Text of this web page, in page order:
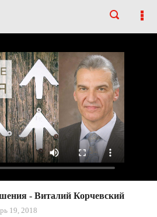
- Виталий Корчевский
19, 2018